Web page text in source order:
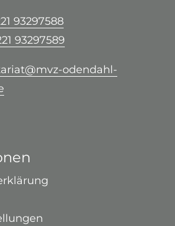
93297588
93297589
odendahl-